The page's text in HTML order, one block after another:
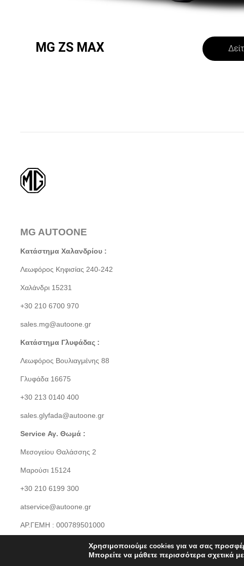
MG ZS MAX
MG AUTOONE
Κατάστημα Χαλανδρίου :
Λεωφόρος Κηφισίας 240-242
Χαλάνδρι 15231
+30 210 6700 970
sales.mg@autoone.gr
Κατάστημα Γλυφάδας :
Λεωφόρος Βουλιαγμένης 88
Γλυφάδα 16675
+30 213 0140 400
sales.glyfada@autoone.gr
Service Αγ. Θωμά :
Μεσογείου Θαλάσσης 2
Μαρούσι 15124
+30 210 6199 300
atservice@autoone.gr
ΑΡ.ΓΕΜΗ : 000789501000
Χρησιμοποιούμε cookies για να σας
Μπορείτε να μάθετε περισσότερα σχετικά